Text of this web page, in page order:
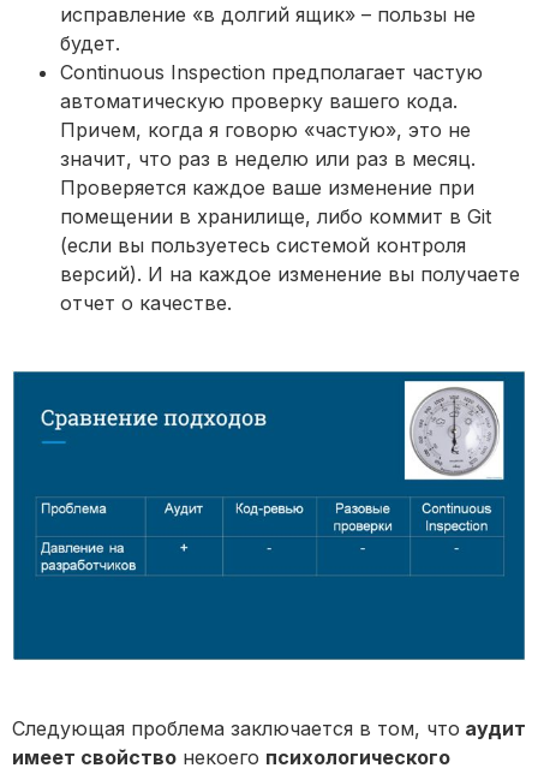
исправление «в долгий ящик» – пользы не
будет.
Continuous Inspection предполагает частую
автоматическую проверку вашего кода.
Причем, когда я говорю «частую», это не
значит, что раз в неделю или раз в месяц.
Проверяется каждое ваше изменение при
помещении в хранилище, либо коммит в Git
(если вы пользуетесь системой контроля
версий). И на каждое изменение вы получаете
отчет о качестве.
Следующая проблема заключается в том, что аудит
имеет свойство некоего психологического